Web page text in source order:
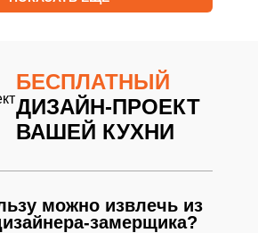
БЕСПЛАТНЫЙ
ДИЗАЙН-ПРОЕКТ
ВАШЕЙ КУХНИ
можно извлечь из
замерщика?